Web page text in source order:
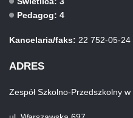
Pedagog: 4
Kancelaria/faks: 22 752-05-24
ADRES
Zespół Szkolno-Przedszkolny